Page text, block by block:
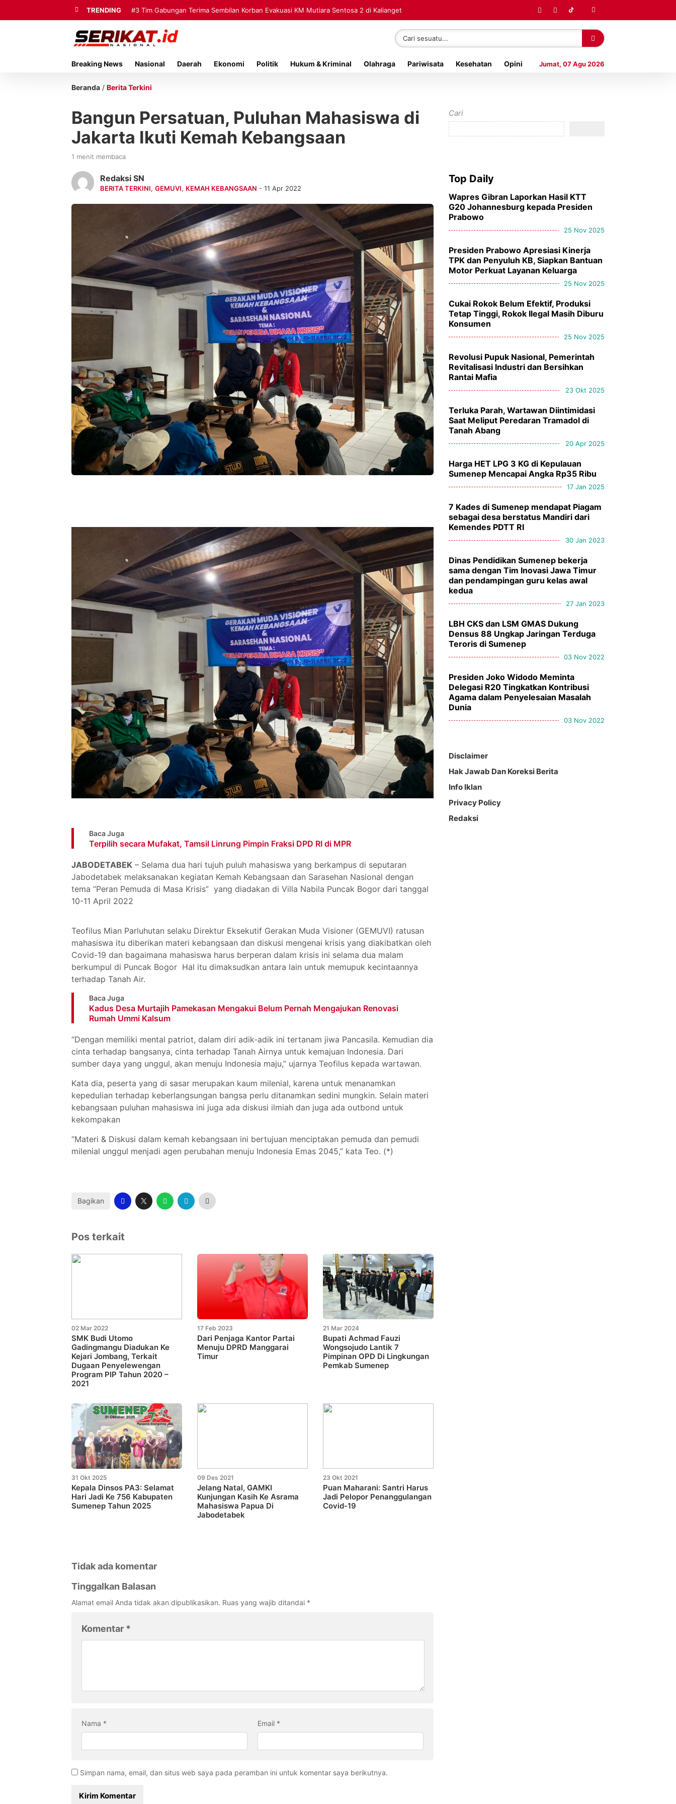
TRENDING #3 Tim Gabungan Terima Sembilan Korban Evakuasi KM Mutiara Sentosa 2 di Kalianget
#4 Kisah Anak Desa Berbekal Rp70 Ribu Jadi Referensi Akademik Internasional
Breaking News Nasional Daerah Ekonomi Politik Hukum & Kriminal Olahraga Pariwisata Kesehatan Opini Jumat, 07 Agu 2026
Beranda / Berita Terkini
Bangun Persatuan, Puluhan Mahasiswa di
Jakarta Ikuti Kemah Kebangsaan
1 menit membaca
Redaksi SN
BERITA TERKINI, GEMUVI, KEMAH KEBANGSAAN - 11 Apr 2022
Baca Juga
Terpilih secara Mufakat, Tamsil Linrung Pimpin Fraksi DPD RI di MPR
JABODETABEK – Selama dua hari tujuh puluh mahasiswa yang berkampus di seputaran
Jabodetabek melaksanakan kegiatan Kemah Kebangsaan dan Sarasehan Nasional dengan
tema “Peran Pemuda di Masa Krisis” yang diadakan di Villa Nabila Puncak Bogor dari tanggal
10-11 April 2022
Teofilus Mian Parluhutan selaku Direktur Eksekutif Gerakan Muda Visioner (GEMUVI) ratusan
mahasiswa itu diberikan materi kebangsaan dan diskusi mengenai krisis yang diakibatkan oleh
Covid-19 dan bagaimana mahasiswa harus berperan dalam krisis ini selama dua malam
berkumpul di Puncak Bogor Hal itu dimaksudkan antara lain untuk memupuk kecintaannya
terhadap Tanah Air.
Baca Juga
Kadus Desa Murtajih Pamekasan Mengakui Belum Pernah Mengajukan Renovasi
Rumah Ummi Kalsum
“Dengan memiliki mental patriot, dalam diri adik-adik ini tertanam jiwa Pancasila. Kemudian dia
cinta terhadap bangsanya, cinta terhadap Tanah Airnya untuk kemajuan Indonesia. Dari
sumber daya yang unggul, akan menuju Indonesia maju,” ujarnya Teofilus kepada wartawan.
Kata dia, peserta yang di sasar merupakan kaum milenial, karena untuk menanamkan
kepedulian terhadap keberlangsungan bangsa perlu ditanamkan sedini mungkin. Selain materi
kebangsaan puluhan mahasiswa ini juga ada diskusi ilmiah dan juga ada outbond untuk
kekompakan
“Materi & Diskusi dalam kemah kebangsaan ini bertujuan menciptakan pemuda dan pemudi
milenial unggul menjadi agen perubahan menuju Indonesia Emas 2045,” kata Teo. (*)
Bagikan
Pos terkait
02 Mar 2022
SMK Budi Utomo
Gadingmangu Diadukan Ke
Kejari Jombang, Terkait
Dugaan Penyelewengan
Program PIP Tahun 2020 –
2021
17 Feb 2023
Dari Penjaga Kantor Partai
Menuju DPRD Manggarai
Timur
21 Mar 2024
Bupati Achmad Fauzi
Wongsojudo Lantik 7
Pimpinan OPD Di Lingkungan
Pemkab Sumenep
31 Okt 2025
Kepala Dinsos PA3: Selamat
Hari Jadi Ke 756 Kabupaten
Sumenep Tahun 2025
09 Des 2021
Jelang Natal, GAMKI
Kunjungan Kasih Ke Asrama
Mahasiswa Papua Di
Jabodetabek
23 Okt 2021
Puan Maharani: Santri Harus
Jadi Pelopor Penanggulangan
Covid-19
Tidak ada komentar
Tinggalkan Balasan
Alamat email Anda tidak akan dipublikasikan. Ruas yang wajib ditandai *
Komentar *
Nama * Email *
Simpan nama, email, dan situs web saya pada peramban ini untuk komentar saya berikutnya.
Cari
Top Daily
Wapres Gibran Laporkan Hasil KTT
G20 Johannesburg kepada Presiden
Prabowo
25 Nov 2025
Presiden Prabowo Apresiasi Kinerja
TPK dan Penyuluh KB, Siapkan Bantuan
Motor Perkuat Layanan Keluarga
25 Nov 2025
Cukai Rokok Belum Efektif, Produksi
Tetap Tinggi, Rokok Ilegal Masih Diburu
Konsumen
25 Nov 2025
Revolusi Pupuk Nasional, Pemerintah
Revitalisasi Industri dan Bersihkan
Rantai Mafia
23 Okt 2025
Terluka Parah, Wartawan Diintimidasi
Saat Meliput Peredaran Tramadol di
Tanah Abang
20 Apr 2025
Harga HET LPG 3 KG di Kepulauan
Sumenep Mencapai Angka Rp35 Ribu
17 Jan 2025
7 Kades di Sumenep mendapat Piagam
sebagai desa berstatus Mandiri dari
Kemendes PDTT RI
30 Jan 2023
Dinas Pendidikan Sumenep bekerja
sama dengan Tim Inovasi Jawa Timur
dan pendampingan guru kelas awal
kedua
27 Jan 2023
LBH CKS dan LSM GMAS Dukung
Densus 88 Ungkap Jaringan Terduga
Teroris di Sumenep
03 Nov 2022
Presiden Joko Widodo Meminta
Delegasi R20 Tingkatkan Kontribusi
Agama dalam Penyelesaian Masalah
Dunia
03 Nov 2022
Disclaimer
Hak Jawab Dan Koreksi Berita
Info Iklan
Privacy Policy
Redaksi